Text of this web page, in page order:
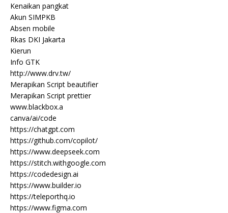
Kenaikan pangkat
Akun SIMPKB
Absen mobile
Rkas DKI Jakarta
Kierun
Info GTK
http://www.drv.tw/
Merapikan Script beautifier
Merapikan Script prettier
www.blackbox.a
canva/ai/code
https://chatgpt.com
https://github.com/copilot/
https://www.deepseek.com
https://stitch.withgoogle.com
https://codedesign.ai
https://www.builder.io
https://teleporthq.io
https://www.figma.com